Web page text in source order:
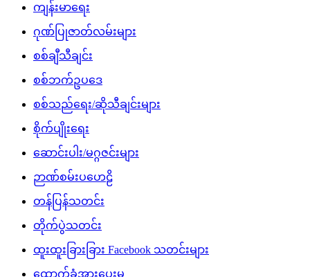
ကျန်းမာရေး
ဂုဏ်ပြုဇာတ်လမ်းများ
စစ်ချီသီချင်း
စစ်ဘက်ဥပဒေ
စစ်သည်ရေး/ဆိုသီချင်းများ
စိုက်ပျိုးရေး
ဆောင်းပါး/မဂ္ဂဇင်းများ
ဉာဏ်စမ်းပဟေဠိ
တန်ပြန်သတင်း
တိုက်ပွဲသတင်း
ထူးထူးခြားခြား Facebook သတင်းများ
ထောက်ခံအားပေးမှု